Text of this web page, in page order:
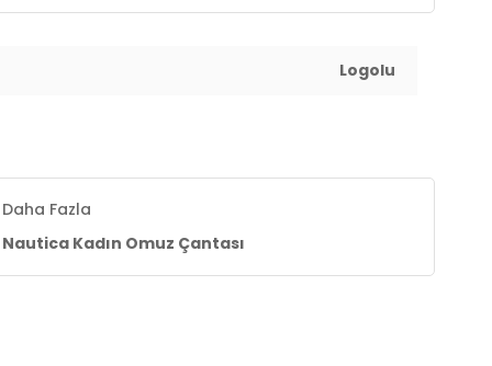
Logolu
Daha Fazla
Nautica Kadın Omuz Çantası